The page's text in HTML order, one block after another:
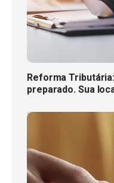
Reforma
preparado. Sua